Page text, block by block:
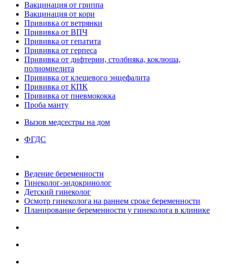
Вакцинация от гриппа
Вакцинация от кори
Прививка от ветрянки
Прививка от ВПЧ
Прививка от гепатита
Прививка от герпеса
Прививка от дифтерии, столбняка, коклюша,
полиомиелита
Прививка от клещевого энцефалита
Прививка от КПК
Прививка от пневмококка
Проба манту
Вызов медсестры на дом
ФГДС
Ведение беременности
Гинеколог-эндокринолог
Детский гинеколог
Осмотр гинеколога на раннем сроке беременности
Планирование беременности у гинеколога в клинике